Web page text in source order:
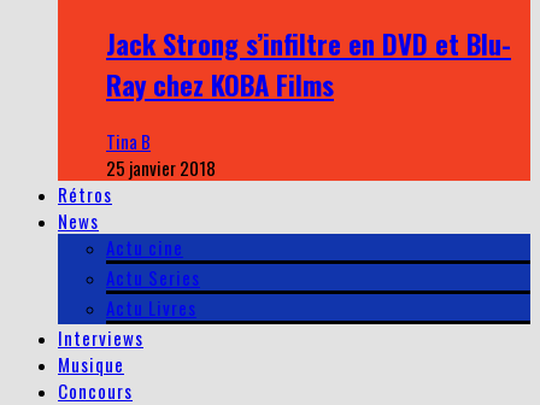
Jack Strong s’infiltre en DVD et Blu-
Ray chez KOBA Films
Tina B
25 janvier 2018
Rétros
News
Actu cine
Actu Series
Actu Livres
Interviews
Musique
Concours